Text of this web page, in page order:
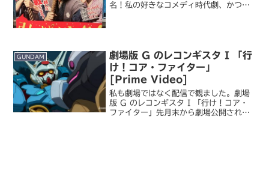
名！私の好きなコメディ時代劇、かつ松
GUNDAM
劇場版 G のレコンギスタ I 「行
け！コア・ファイター」
[Prime Video]
私も劇場ではなく配信で観ました。劇場
版 G のレコンギスタ I 「行け！コア・
ファイター」先月末から劇場公開されて